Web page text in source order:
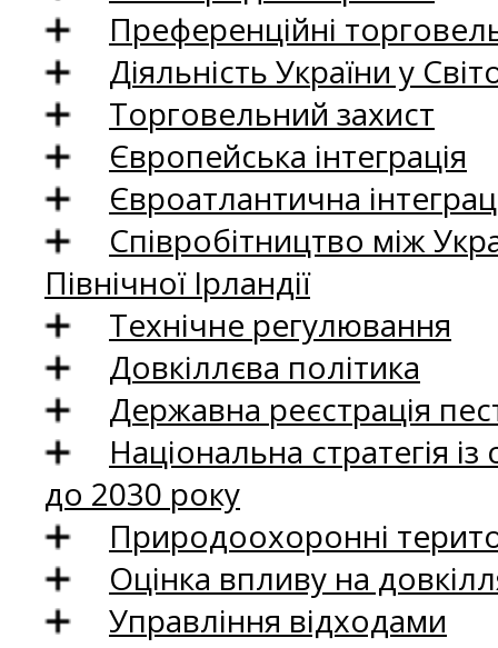
Преференційні
Діяльність України у
Торговельний захист
Європейська інтеграція
Євроатлантична
Співробітництво між
Північної Ірландії
Технічне регулювання
Довкіллєва політика
Державна реєстрація
Національна стратегія
до 2030 року
Природоохоронні
Оцінка впливу на
Управління відходами